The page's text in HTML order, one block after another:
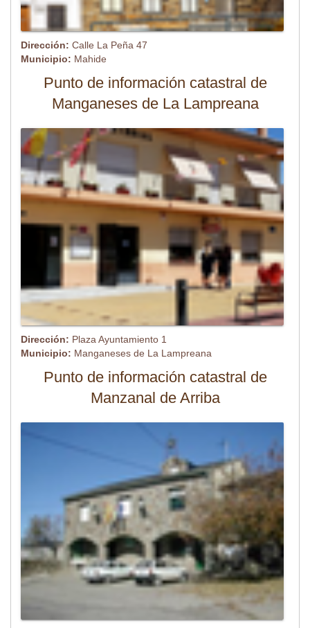
Dirección: Calle La Peña 47
Municipio: Mahide
Punto de información catastral de
Manganeses de La Lampreana
Dirección: Plaza Ayuntamiento 1
Municipio: Manganeses de La Lampreana
Punto de información catastral de
Manzanal de Arriba